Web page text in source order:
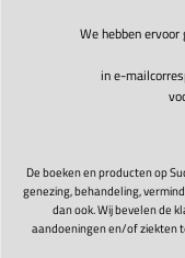
We hebben
in e-
De boeken en producten op
genezing, behandeling,
dan ook. Wij bevelen de
aandoeningen en/of ziekten